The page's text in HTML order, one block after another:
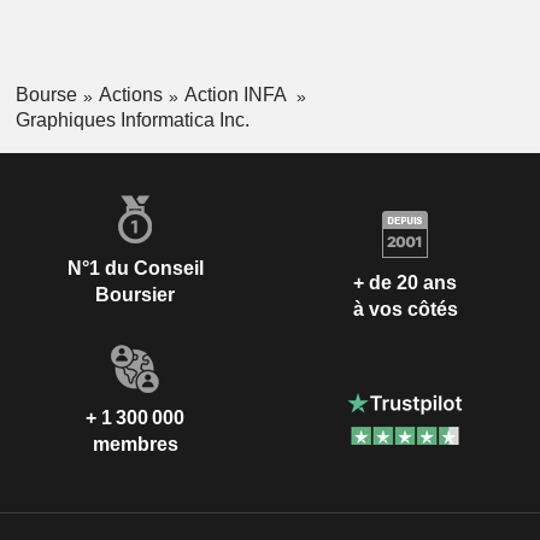
Bourse Actions
Action INFA
Graphiques Informatica Inc.
N°1 du Conseil
Boursier
+ de 20 ans
à vos côtés
+ 1 300 000
membres